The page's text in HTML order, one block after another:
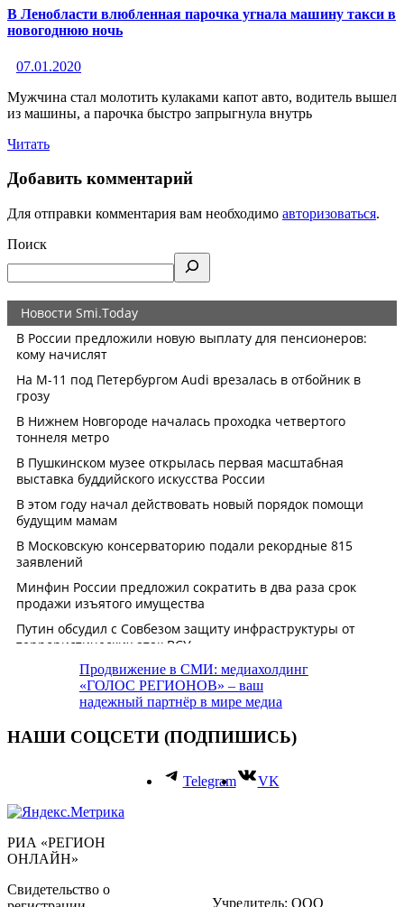
В Ленобласти влюбленная парочка угнала машину такси в
новогоднюю ночь
07.01.2020
Мужчина стал молотить кулаками капот авто, водитель вышел
из машины, а парочка быстро запрыгнула внутрь
Читать
Добавить комментарий
Для отправки комментария вам необходимо авторизоваться.
Поиск
Продвижение в СМИ: медиахолдинг
«ГОЛОС РЕГИОНОВ» – ваш
надежный партнёр в мире медиа
НАШИ СОЦСЕТИ (ПОДПИШИСЬ)
Telegram VK
РИА «РЕГИОН
ОНЛАЙН»
Свидетельство о
Учредитель: ООО